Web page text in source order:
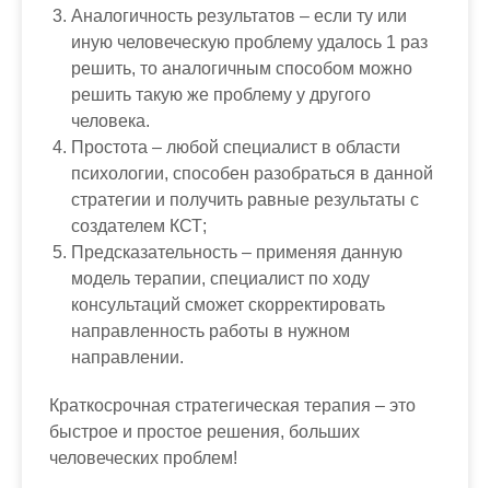
Аналогичность результатов – если ту или
иную человеческую проблему удалось 1 раз
решить, то аналогичным способом можно
решить такую же проблему у другого
человека.
Простота – любой специалист в области
психологии, способен разобраться в данной
стратегии и получить равные результаты с
создателем КСТ;
Предсказательность – применяя данную
модель терапии, специалист по ходу
консультаций сможет скорректировать
направленность работы в нужном
направлении.
Краткосрочная стратегическая терапия – это
быстрое и простое решения, больших
человеческих проблем!